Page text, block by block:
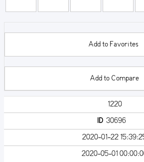
Add to Favorites
Add to Compare
1220
ID30696
2020-01-22
2020-05-01